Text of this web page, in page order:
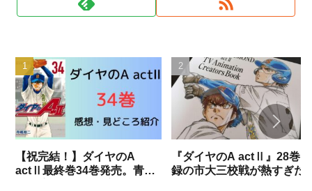
【祝完結！】ダイヤのA
actⅡ最終巻34巻発売。青道
『ダイヤのA actⅡ』28巻収
録の市大三校戦が熱すぎた